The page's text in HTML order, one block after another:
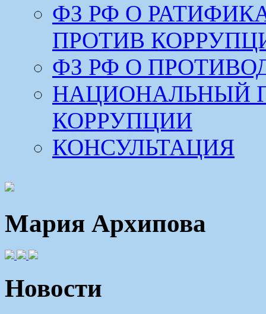
ФЗ РФ О
ПРОТИВ
ФЗ РФ О
НАЦИОНАЛЬНЫЙ
КОРРУПЦИИ
КОНСУЛЬТАЦИЯ
Мария Архипова
Новости